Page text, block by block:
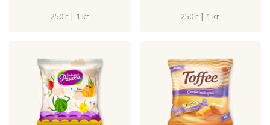
250 г | 1 кг 250 г | 1 кг